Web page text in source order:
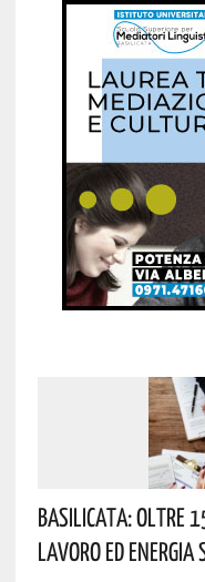
Basilicata: Oltre
Lavoro Ed